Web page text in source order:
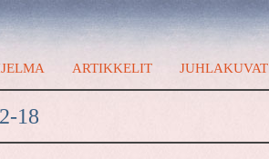
ARTIKKELIT JUHLAKUVAT
18